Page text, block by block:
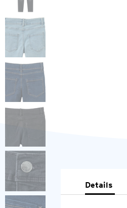
Details